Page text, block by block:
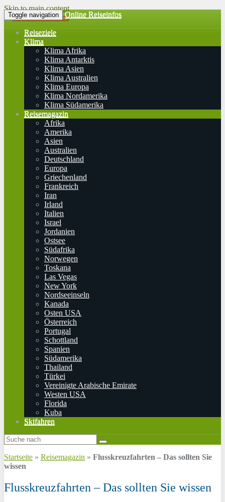
Skip to main content
Toggle navigation Online Reiseinfos
Reiseziele
Klima
Klima Afrika
Klima Antarktis
Klima Asien
Klima Australien
Klima Europa
Klima Nordamerika
Klima Südamerika
Reisemagazin
Afrika
Amerika
Asien
Australien
Deutschland
Europa
Griechenland
Frankreich
Iran
Irland
Italien
Israel
Jordanien
Ostsee
Südafrika
Norwegen
Toskana
Las Vegas
New York
Nordseeinseln
Kanada
Osten USA
Österreich
Portugal
Schottland
Spanien
Südamerika
Thailand
Türkei
Vereinigte Arabische Emirate
Westen USA
Florida
Kuba
Skifahren
Startseite » Reisemagazin » Flusskreuzfahrten – Das sollten Sie
wissen
Flusskreuzfahrten – Das sollten Sie wissen